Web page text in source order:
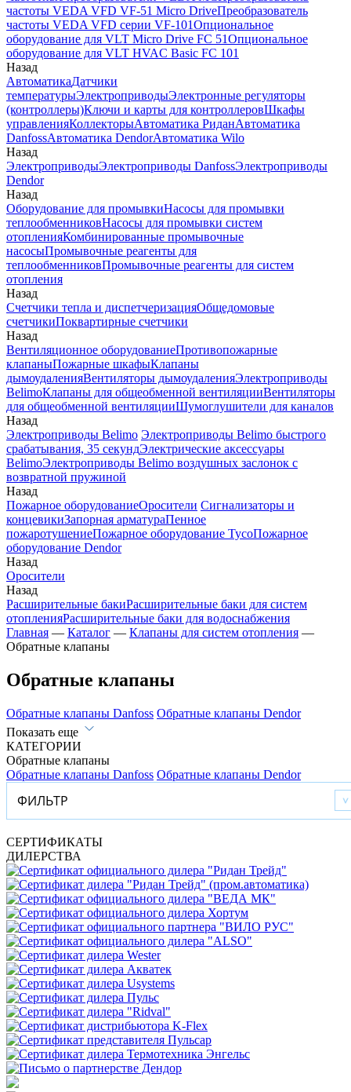
частоты VEDA VFD VF-51 Micro DriveПреобразователь
частоты VEDA VFD серии VF-101Опциональное
оборудование для VLT Micro Drive FC 51Опциональное
оборудование для VLT HVAC Basic FC 101
Назад
АвтоматикаДатчики
температурыЭлектроприводыЭлектронные регуляторы
(контроллеры)Ключи и карты для контроллеровШкафы
управленияКоллекторыАвтоматика РиданАвтоматика
DanfossАвтоматика DendorАвтоматика Wilo
Назад
ЭлектроприводыЭлектроприводы DanfossЭлектроприводы
Dendor
Назад
Оборудование для промывкиНасосы для промывки
теплообменниковНасосы для промывки систем
отопленияКомбинированные промывочные
насосыПромывочные реагенты для
теплообменниковПромывочные реагенты для систем
отопления
Назад
Счетчики тепла и диспетчеризацияОбщедомовые
счетчикиПоквартирные счетчики
Назад
Вентиляционное оборудованиеПротивопожарные
клапаныПожарные шкафыКлапаны
дымоудаленияВентиляторы дымоудаленияЭлектроприводы
BelimoКлапаны для общеобменной вентиляцииВентиляторы
для общеобменной вентиляцииШумоглушители для каналов
Назад
Электроприводы Belimo Электроприводы Belimo быстрого
срабатывания, 35 секундЭлектрические аксессуары
BelimoЭлектроприводы Belimo воздушных заслонок c
возвратной пружиной
Назад
Пожарное оборудованиеОросители Сигнализаторы и
концевикиЗапорная арматураПенное
пожаротушениеПожарное оборудование TycoПожарное
оборудование Dendor
Назад
Оросители
Назад
Расширительные бакиРасширительные баки для систем
отопленияРасширительные баки для водоснабжения
Главная — Каталог — Клапаны для систем отопления —
Обратные клапаны
Обратные клапаны
Обратные клапаны Danfoss Обратные клапаны Dendor
Показать еще
КАТЕГОРИИ
Обратные клапаны
Обратные клапаны Danfoss Обратные клапаны Dendor
ФИЛЬТР
СЕРТИФИКАТЫ
ДИЛЕРСТВА